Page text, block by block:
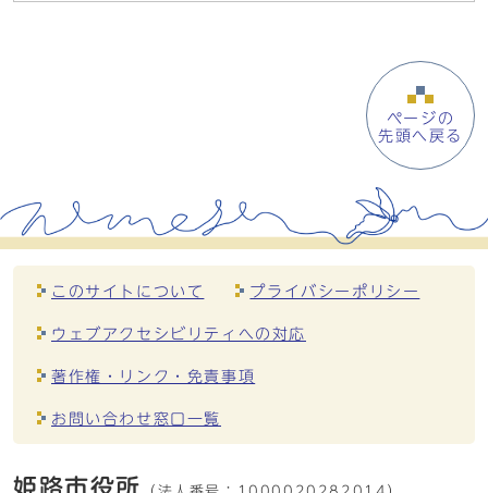
ページの
先頭へ戻る
このサイトについて プライバシーポリシー
ウェブアクセシビリティへの対応
著作権・リンク・免責事項
お問い合わせ窓口一覧
姫路市役所